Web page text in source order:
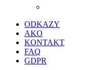
ODKAZY
AKO
KONTAKT
FAQ
GDPR